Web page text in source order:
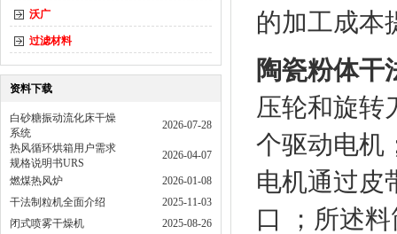
沃广
过滤材料
资料下载
白砂糖振动流化床干燥
系统
2026-07-28
热风循环烘箱用户需求
规格说明书URS
2026-04-07
燃煤热风炉
2026-01-08
干法制粒机全面介绍
2025-11-03
闭式喷雾干燥机
2025-08-26
的加工成本
陶瓷粉体干
压轮和旋转
个驱动电机
电机通过皮
口 ；所述